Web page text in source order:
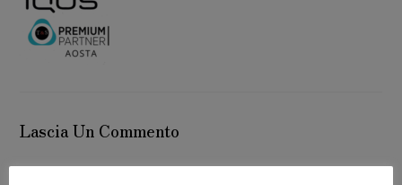
Lascia Un Commento
Deviconnettertiper pubblicare un commento.